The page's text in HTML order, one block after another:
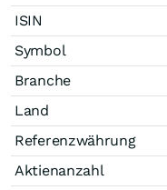
ISIN
Symbol
Branche
Land
Referenzwährung
Aktienanzahl